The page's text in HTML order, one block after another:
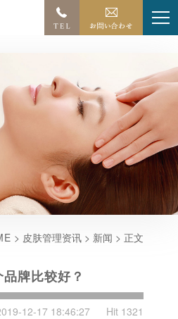
> 皮肤管理资讯 > 新闻 > 正文
牌比较好？
Hit 1321
12-17 18:46:27